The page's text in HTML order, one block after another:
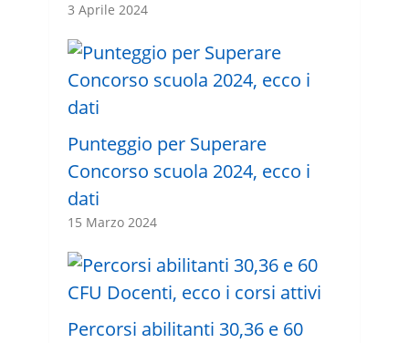
3 Aprile 2024
Punteggio per Superare
Concorso scuola 2024, ecco i
dati
15 Marzo 2024
Percorsi abilitanti 30,36 e 60